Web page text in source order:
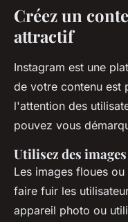
Créez un
attractif
Instagram est une
de votre contenu est
l'attention des
pouvez vous
Utilisez des
Les images floues
faire fuir les
appareil photo ou